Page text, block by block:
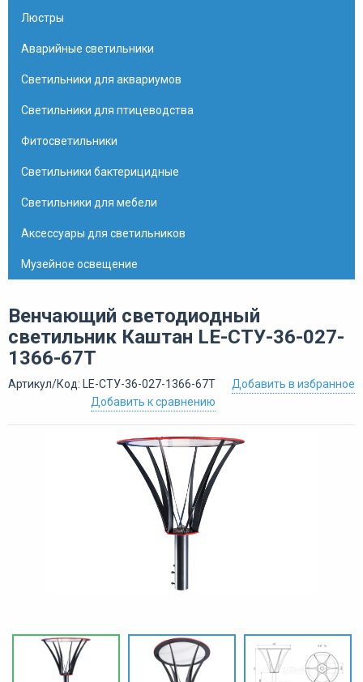
Люстры
Аварийные светильники
Светильники для аквариумов
Светильники для птицеводства
Фитосветильники
Светильники бактерицидные
Светильники для мебели
Аксессуары для светильников
Музейное освещение
Венчающий светодиодный
светильник Каштан LE-СТУ-36-027-
1366-67Т
Артикул/Код: LE-СТУ-36-027-1366-67Т
Добавить в избранное
Добавить к сравнению